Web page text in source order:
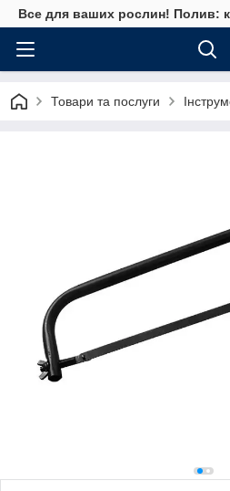
Все для ваших рослин! Полив:
Товари та послуги